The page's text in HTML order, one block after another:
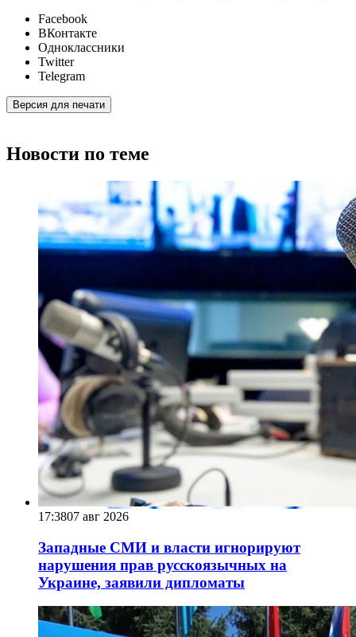
Facebook
ВКонтакте
Одноклассники
Twitter
Telegram
Версия для печати
Новости по теме
17:3807 авг 2026
Западные СМИ и власти игнорируют
нарушения прав русскоязычных на
Украине, заявили дипломаты